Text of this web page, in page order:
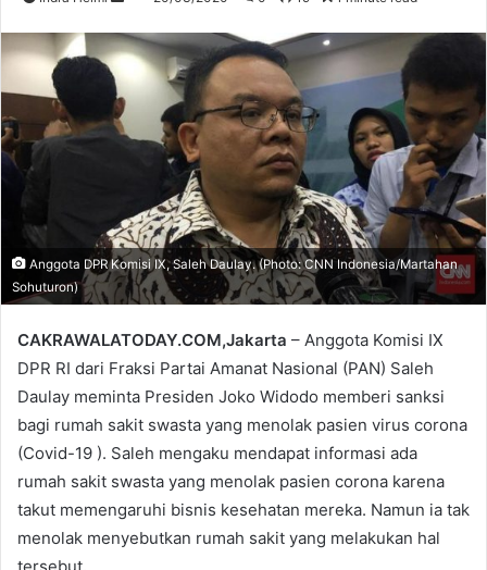
email
Anggota DPR Komisi IX, Saleh Daulay. (Photo: CNN Indonesia/Martahan
Sohuturon)
CAKRAWALATODAY.COM,Jakarta – Anggota Komisi IX
DPR RI dari Fraksi Partai Amanat Nasional (PAN) Saleh
Daulay meminta Presiden Joko Widodo memberi sanksi
bagi rumah sakit swasta yang menolak pasien virus corona
(Covid-19 ). Saleh mengaku mendapat informasi ada
rumah sakit swasta yang menolak pasien corona karena
takut memengaruhi bisnis kesehatan mereka. Namun ia tak
menolak menyebutkan rumah sakit yang melakukan hal